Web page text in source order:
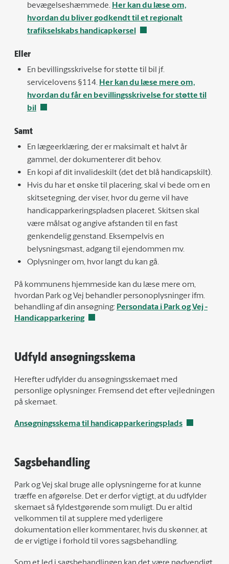
bevægelseshæmmede. Her kan du læse om,
hvordan du bliver godkendt til et regionalt
trafikselskabs handicapkørsel
Eller
En bevillingsskrivelse for støtte til bil jf.
servicelovens §114. Her kan du læse mere om,
hvordan du får en bevillingsskrivelse for støtte til
bil
Samt
En lægeerklæring, der er maksimalt et halvt år
gammel, der dokumenterer dit behov.
En kopi af dit invalideskilt (det det blå handicapskilt).
Hvis du har et ønske til placering, skal vi bede om en
skitsetegning, der viser, hvor du gerne vil have
handicapparkeringspladsen placeret. Skitsen skal
være målsat og angive afstanden til en fast
genkendelig genstand. Eksempelvis en
belysningsmast, adgang til ejendommen mv.
Oplysninger om, hvor langt du kan gå.
På kommunens hjemmeside kan du læse mere om,
hvordan Park og Vej behandler personoplysninger ifm.
behandling af din ansøgning: Persondata i Park og Vej -
Handicapparkering
Udfyld ansøgningsskema
Herefter udfylder du ansøgningsskemaet med
personlige oplysninger. Fremsend det efter vejledningen
på skemaet.
Ansøgningsskema til handicapparkeringsplads
Sagsbehandling
Park og Vej skal bruge alle oplysningerne for at kunne
træffe en afgørelse. Det er derfor vigtigt, at du udfylder
skemaet så fyldestgørende som muligt. Du er altid
velkommen til at supplere med yderligere
dokumentation eller kommentarer, hvis du skønner, at
de er vigtige i forhold til vores sagsbehandling.